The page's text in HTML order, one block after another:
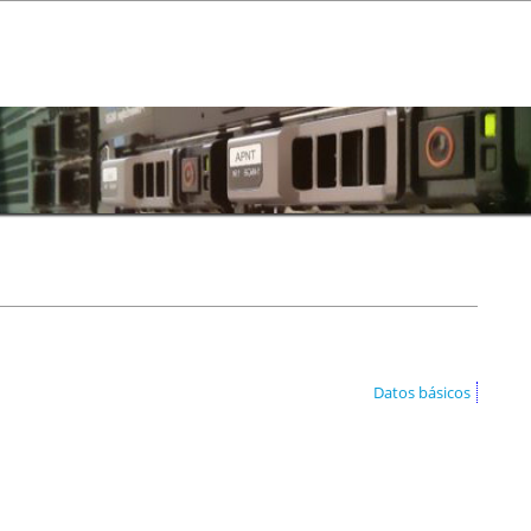
Datos básicos